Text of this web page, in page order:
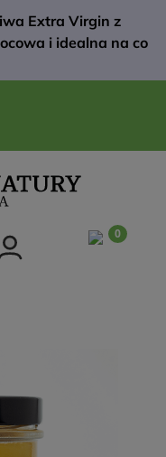
Extra Virgin z
i idealna na co